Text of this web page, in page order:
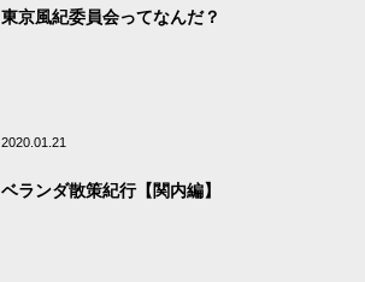
東京風紀委員会ってなんだ？
2020.01.21
ベランダ散策紀行【関内編】